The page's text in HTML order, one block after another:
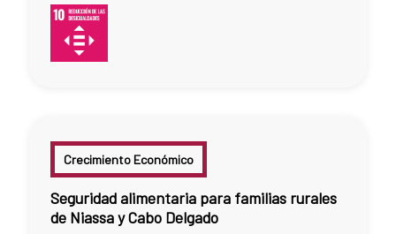
Crecimiento Económico
Seguridad alimentaria para familias rurales
de Niassa y Cabo Delgado